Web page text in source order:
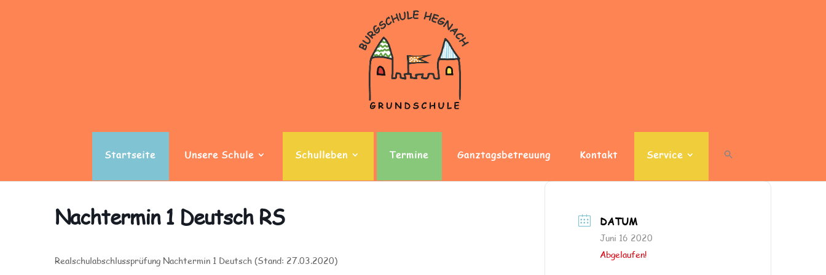
Startseite Unsere Schule Schulleben Termine Ganztagsbetreuung Kontakt Service
Nachtermin 1 Deutsch RS
Realschulabschlussprüfung Nachtermin 1 Deutsch (Stand: 27.03.2020)
DATUM
Juni 16 2020
Abgelaufen!